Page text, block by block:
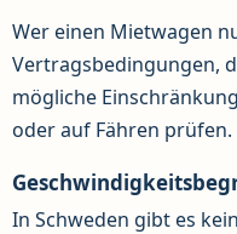
Wer einen Mietwagen
Vertragsbedingungen,
mögliche
oder auf Fähren prüfen.
In Schweden gibt es